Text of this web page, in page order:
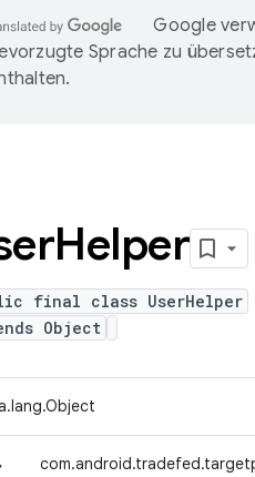
Google
Sprache zu
Helper
final class UserHelper
Object